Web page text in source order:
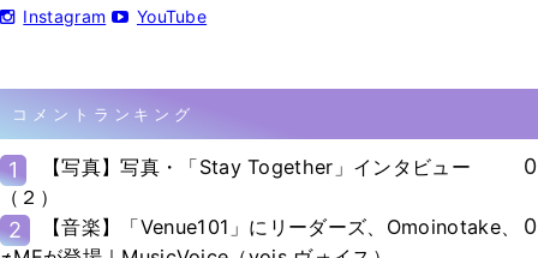
Instagram YouTube
コメントランキング
1
【写真】写真・「Stay Together」インタビュー
（２）
0
2
【音楽】「Venue101」にリーダーズ、Omoinotake、
0